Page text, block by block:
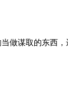
谋取的东西，